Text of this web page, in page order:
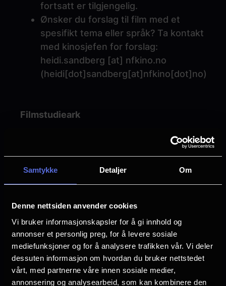
Samtykke Detaljer Om
Denne nettsiden anvender cookies
Vi bruker informasjonskapsler for å gi innhold og
annonser et personlig preg, for å levere sosiale
mediefunksjoner og for å analysere trafikken vår. Vi deler
dessuten informasjon om hvordan du bruker nettstedet
vårt, med partnerne våre innen sosiale medier,
annonsering og analysearbeid, som kan kombinere den
fortsatt er tilgjengelig.
Ønsker du forslag til film med et
spesifikt tema eller språk? Ta kontakt
med kinosjefen for forslag:
heidi.sandberg [at] nfkino.no
(heidi[dot]sandberg[at]nfkino[dot]no)
Filmstudieark
Filmstudieark med pedagogiske opplegg
til filmer finner du påskolekino.no.
Det blir laget filmstudieark til en rekke
filmer for forskjellige klassetrinn, inkludert
Undervisningsmaterialet gir informasjon
om selve filmen, tematisk
bakgrunnsmateriale og forslag til spørsmål
og arbeidsoppgaver.